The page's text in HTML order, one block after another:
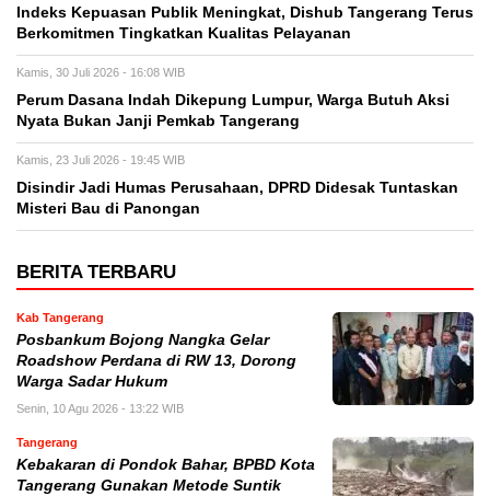
Indeks Kepuasan Publik Meningkat, Dishub Tangerang Terus
Berkomitmen Tingkatkan Kualitas Pelayanan
Kamis, 30 Juli 2026 - 16:08 WIB
Perum Dasana Indah Dikepung Lumpur, Warga Butuh Aksi
Nyata Bukan Janji Pemkab Tangerang
Kamis, 23 Juli 2026 - 19:45 WIB
Disindir Jadi Humas Perusahaan, DPRD Didesak Tuntaskan
Misteri Bau di Panongan
BERITA TERBARU
Kab Tangerang
Posbankum Bojong Nangka Gelar
Roadshow Perdana di RW 13, Dorong
Warga Sadar Hukum
Senin, 10 Agu 2026 - 13:22 WIB
Tangerang
Kebakaran di Pondok Bahar, BPBD Kota
Tangerang Gunakan Metode Suntik